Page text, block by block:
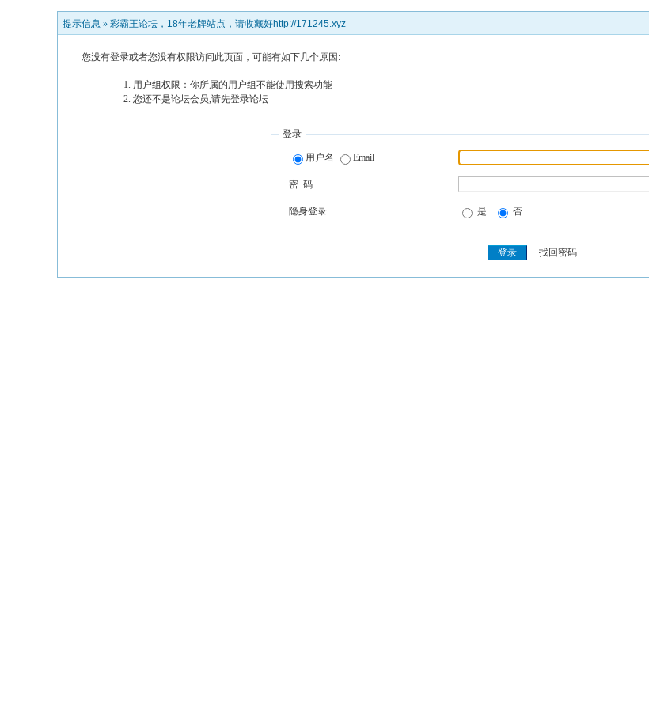
提示信息 » 彩霸王论坛，18年老牌站点，请收藏好http://171245.xyz
您没有登录或者您没有权限访问此页面，可能有如下几个原因:
用户组权限：你所属的用户组不能使用搜索功能
您还不是论坛会员,请先登录论坛
登录
用户名 Email
密 码
隐身登录 是 否
找回密码